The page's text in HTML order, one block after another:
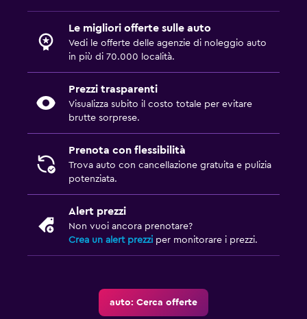
Le migliori offerte sulle auto
Vedi le offerte delle agenzie di noleggio auto
in più di 70.000 località.
Prezzi trasparenti
Visualizza subito il costo totale per evitare
brutte sorprese.
Prenota con flessibilità
Trova auto con cancellazione gratuita e pulizia
potenziata.
Alert prezzi
Non vuoi ancora prenotare?
Crea un alert prezzi per monitorare i prezzi.
auto: Cerca offerte